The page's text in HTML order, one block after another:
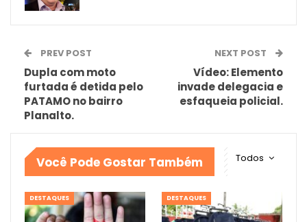
PREV POST
Dupla com moto
furtada é detida pelo
PATAMO no bairro
Planalto.
NEXT POST
Vídeo: Elemento
invade delegacia e
esfaqueia policial.
Todos
Você Pode Gostar Também
DESTAQUES DESTAQUES